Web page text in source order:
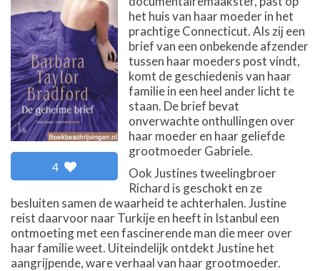
4
het huis van haar moeder in het
prachtige Connecticut. Als zij een
brief van een onbekende afzender
tussen haar moeders post vindt,
komt de geschiedenis van haar
familie in een heel ander licht te
staan. De brief bevat
onverwachte onthullingen over
haar moeder en haar geliefde
grootmoeder Gabriele.
Ook Justines tweelingbroer
Richard is geschokt en ze
besluiten samen de waarheid te achterhalen. Justine
reist daarvoor naar Turkije en heeft in Istanbul een
ontmoeting met een fascinerende man die meer over
haar familie weet. Uiteindelijk ontdekt Justine het
aangrijpende, ware verhaal van haar grootmoeder.